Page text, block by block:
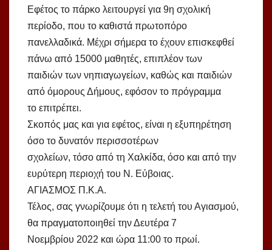
Εφέτος το πάρκο λειτουργεί για 9η σχολική
περίοδο, που το καθιστά πρωτοπόρο
πανελλαδικά. Μέχρι σήμερα το έχουν επισκεφθεί
πάνω από 15000 μαθητές, επιπλέον των
παιδιών των νηπιαγωγείων, καθώς και παιδιών
από όμορους Δήμους, εφόσον το πρόγραμμα
το επιτρέπει.
Σκοπός μας και για εφέτος, είναι η εξυπηρέτηση
όσο το δυνατόν περισσοτέρων
σχολείων, τόσο από τη Χαλκίδα, όσο και από την
ευρύτερη περιοχή του Ν. Εύβοιας.
ΑΓΙΑΣΜΟΣ Π.Κ.Α.
Τέλος, σας γνωρίζουμε ότι η τελετή του Αγιασμού,
θα πραγματοποιηθεί την Δευτέρα 7
Νοεμβρίου 2022 και ώρα 11:00 το πρωί.